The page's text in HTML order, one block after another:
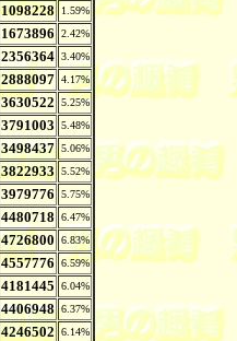
1098228 1.59%
1673896 2.42%
2356364 3.40%
2888097 4.17%
3630522 5.25%
3791003 5.48%
3498437 5.06%
3822933 5.52%
3979776 5.75%
4480718 6.47%
4726800 6.83%
4557776 6.59%
4181445 6.04%
4406948 6.37%
4246502 6.14%